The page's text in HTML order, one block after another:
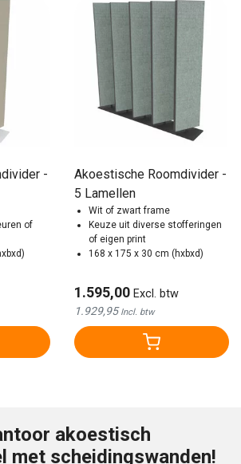
-
of
Akoestische Roomdivider -
5 Lamellen
Wit of zwart frame
Keuze uit diverse stofferingen
of eigen print
168 x 175 x 30 cm (hxbxd)
1.595,00 Excl. btw
1.929,95Incl. btw
akoestisch
met scheidingswanden!